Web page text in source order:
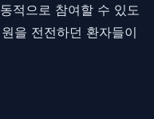
적으로 참여할 수 있도
을 전전하던 환자들이